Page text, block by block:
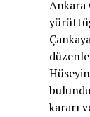
Ankara
kararı